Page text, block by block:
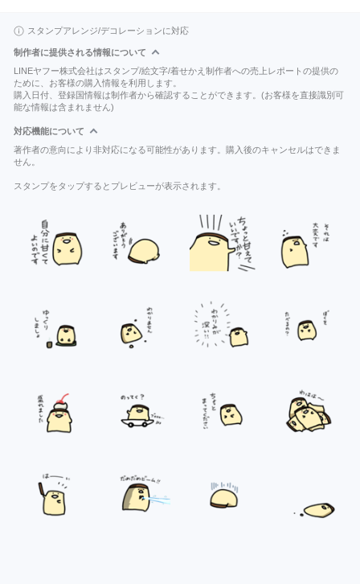
スタンプアレンジ/デコレーションに対応
制作者に提供される情報について
LINEヤフー株式会社はスタンプ/絵文字/着せかえ制作者への売上レポートの提供の
ために、お客様の購入情報を利用します。
購入日付、登録国情報は制作者から確認することができます。(お客様を直接識別可
能な情報は含まれません)
対応機能について
著作者の意向により非対応になる可能性があります。購入後のキャンセルはできま
せん。
スタンプをタップするとプレビューが表示されます。